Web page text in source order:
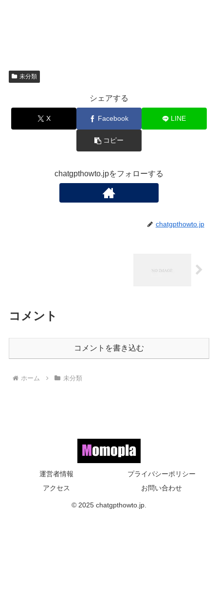
未分類
シェアする
X Facebook LINE
コピー
chatgpthowto.jpをフォローする
chatgpthowto.jp
コメント
コメントを書き込む
ホーム 未分類
運営者情報
プライバシーポリシー
アクセス
お問い合わせ
© 2025 chatgpthowto.jp.